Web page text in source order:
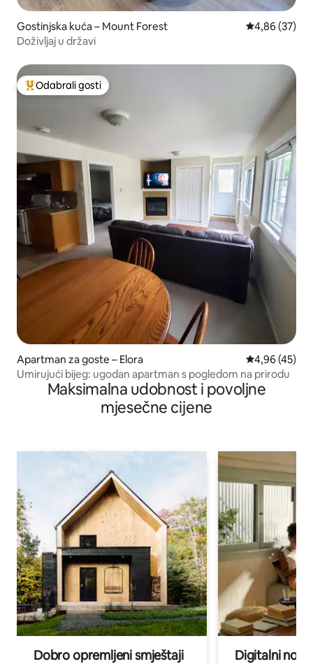
Gostinjska kuća – Mount Forest Prosječna
4,86 (37)
Doživljaj u državi
Među najviše rangiranima s oznakom „Odabrali gosti”
Odabrali gosti
Apartman za goste – Elora Prosječna
4,96 (45)
Umirujući bijeg: ugodan apartman s pogledom na prirodu
Maksimalna udobnost i povoljne
mjesečne cijene
Dobro opremljeni smještaji
Digitalni